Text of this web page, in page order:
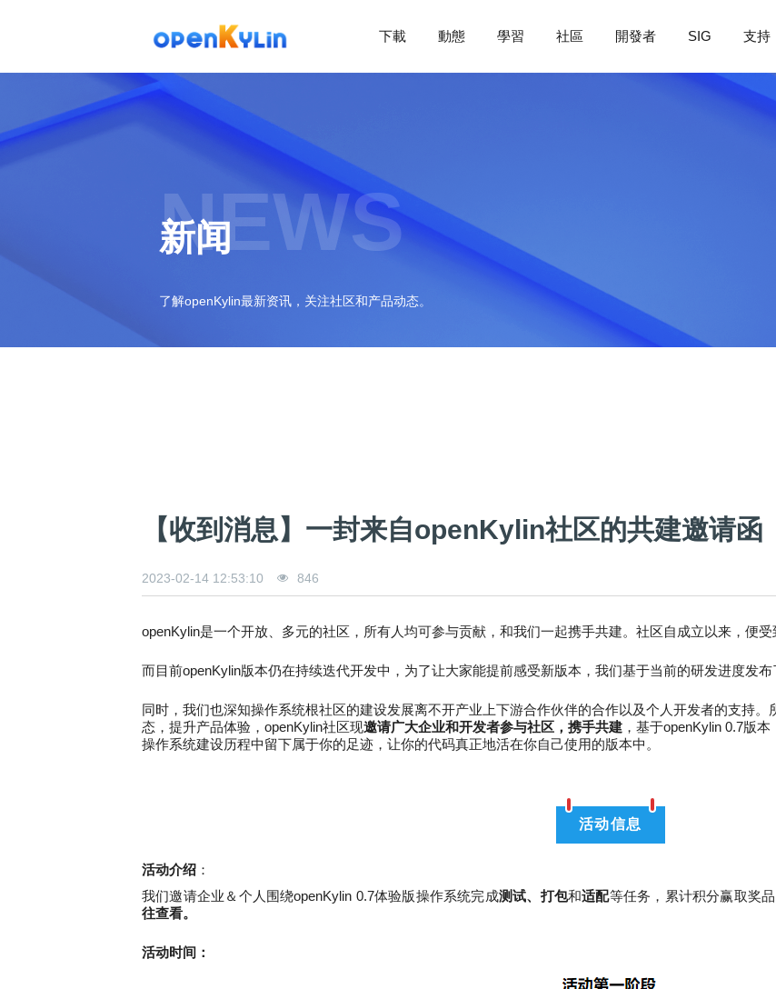
下載 動態 學習 社區 開發者 SIG 支持
NEWS
新闻
了解openKylin最新资讯，关注社区和产品动态。
【收到消息】一封来自openKylin社区的共建邀请函
2023-02-14 12:53:10 846
openKylin是一个开放、多元的社区， 所有人均可参与贡献，和我们一起携手共建。 社区自成立以来，便受
而目前openKylin版本仍在持续迭代开发中，为了让大家能提前感受新版本，我们基于当前的研发进度发布
同时，我们也深知操作系统根社区的建设发展离不开产业上下游合作伙伴的合作以及个人开发者的支持
态，提升产品体验，openKylin社区现邀请广大企业和开发者参与社区，携手共建，基于openKylin 0.7版本
操作系统建设历程中留下属于你的足迹，让你的代码真正地活在你自己使用的版本中。
活动信息
活动介绍：
我们邀请企业＆个人围绕openKylin 0.7体验版操作系统完成测试、打包和适配等任务，累计积分赢取奖品
往查看。
活动时间：